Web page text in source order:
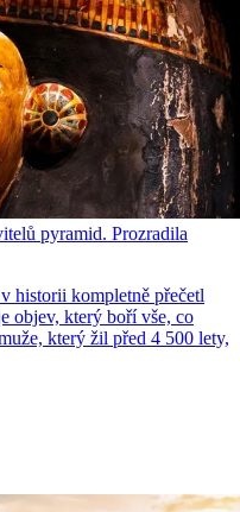
pyramid. Prozradila
historii kompletně přečetl
objev, který boří vše, co
který žil před 4 500 lety,